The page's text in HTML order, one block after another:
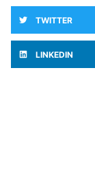
TWITTER
LINKEDIN